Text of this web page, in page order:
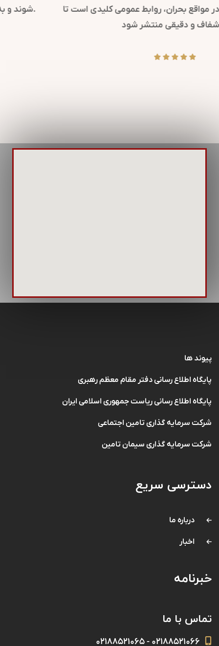
همچنین، در مواقع بحران، روابط عمومی کلیدی است تا
پیام‌های شفاف و دقیقی منتشر شود.
پیوند ها
پایگاه اطلاع رسانی دفتر مقام معظم رهبری
پایگاه اطلاع رسانی ریاست جمهوری اسلامی ایران
شرکت سرمایه گذاری تامین اجتماعی
شرکت سرمایه گذاری سیمان تامین
دسترسی سریع
درباره ما
اخبار
خبرنامه
تماس با ما
۰۲۱۸۸۵۲۱۰۶۶ - ۰۲۱۸۸۵۲۱۰۶۵